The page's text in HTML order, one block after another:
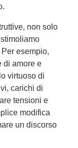
non solo
esempio,
di amore e
virtuoso di
carichi di
tensioni e
modifica
un discorso